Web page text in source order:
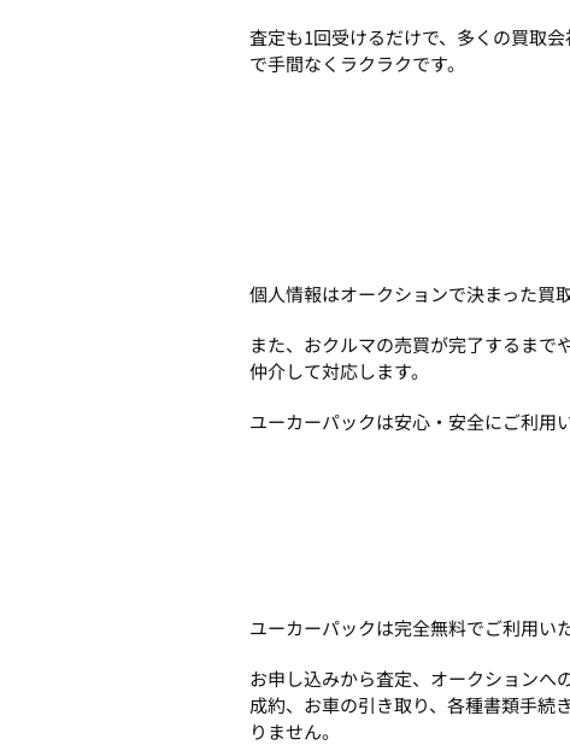
査定も1回受けるだけで、多くの買取
で手間なくラクラクです。
個人情報はオークションで決まった買
また、おクルマの売買が完了するまで
仲介して対応します。
ユーカーパックは安心・安全にご利用
ユーカーパックは完全無料でご利用い
お申し込みから査定、オークションへ
成約、お車の引き取り、各種書類手続
りません。